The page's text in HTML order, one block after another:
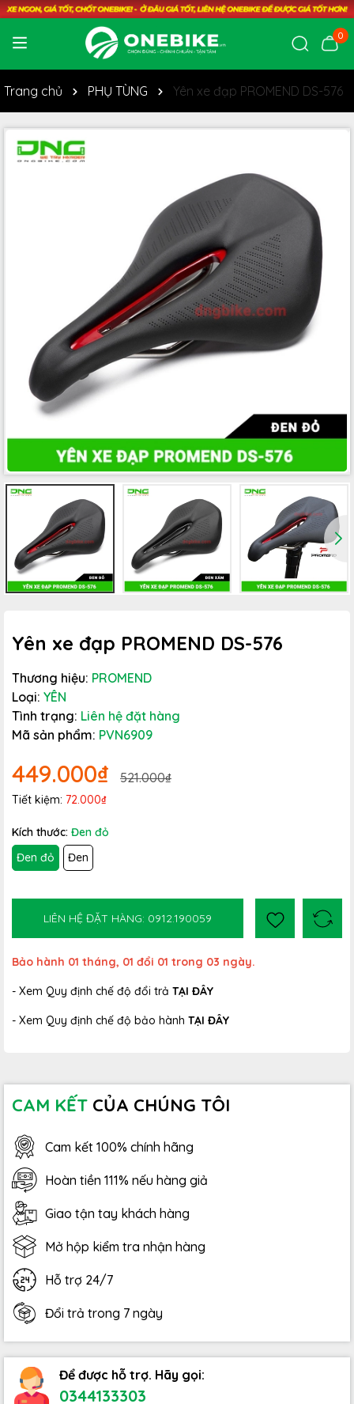
0
Trang chủ PHỤ TÙNG Yên xe đạp PROMEND DS-576
Yên xe đạp PROMEND DS-576
Thương hiệu: PROMEND
Loại: YÊN
Tình trạng: Liên hệ đặt hàng
Mã sản phẩm: PVN6909
449.000₫ 521.000₫
Tiết kiệm: 72.000₫
Kích thước: Đen đỏ
Đen đỏ
Đen
LIÊN HỆ ĐẶT HÀNG: 0912.190059
Bảo hành 01 tháng, 01 đổi 01 trong 03 ngày.
- Xem Quy định chế độ đổi trả TẠI ĐÂY
- Xem Quy định chế độ bảo hành TẠI ĐÂY
CAM KẾT CỦA CHÚNG TÔI
Cam kết 100% chính hãng
Hoàn tiền 111% nếu hàng giả
Giao tận tay khách hàng
Mở hộp kiểm tra nhận hàng
Hỗ trợ 24/7
Đổi trả trong 7 ngày
Để được hỗ trợ. Hãy gọi:
0344133303